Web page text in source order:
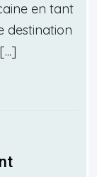
en tant
destination